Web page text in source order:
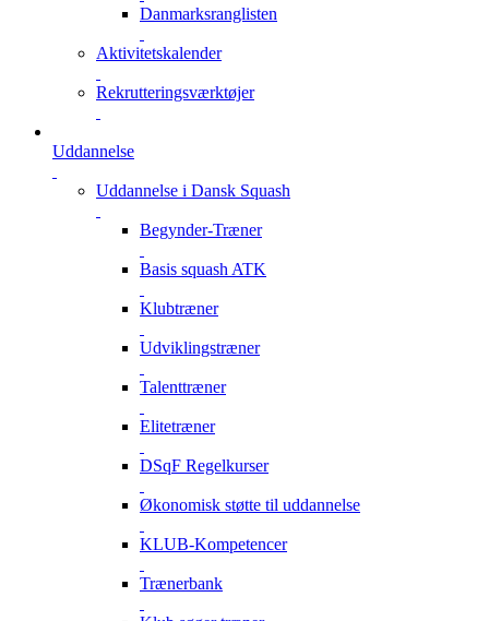
Danmarksranglisten
Aktivitetskalender
Rekrutteringsværktøjer
Uddannelse
Uddannelse i Dansk Squash
Begynder-Træner
Basis squash ATK
Klubtræner
Udviklingstræner
Talenttræner
Elitetræner
DSqF Regelkurser
Økonomisk støtte til uddannelse
KLUB-Kompetencer
Trænerbank